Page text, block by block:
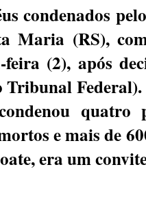
condenados
Maria (RS),
feira (2), após
Tribunal
quatro
e mais de
era um